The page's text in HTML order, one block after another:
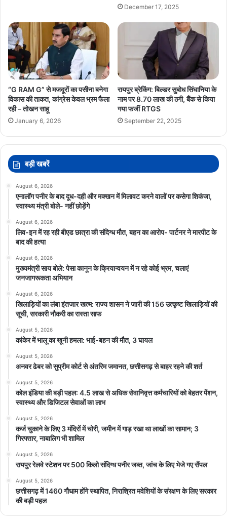
December 17, 2025
“G RAM G” से मजदूरों का पसीना बनेगा
विकास की ताकत, कांग्रेस केवल भ्रम फैला
रही – तोखन साहू
January 6, 2026
रायपुर ब्रेकिंग: बिल्डर सुबोध सिंघानिया के
नाम पर 8.70 लाख की ठगी, बैंक से किया
गया फर्जी RTGS
September 22, 2025
बड़ी खबरें
August 6, 2026
एनालॉग पनीर के बाद दूध-दही और मक्खन में मिलावट करने वालों पर कसेगा शिकंजा,
स्वास्थ्य मंत्री बोले- नहीं छोड़ेंगे
August 6, 2026
लिव-इन में रह रही बीएड छात्रा की संदिग्ध मौत, बहन का आरोप- पार्टनर ने मारपीट के
बाद की हत्या
August 6, 2026
मुख्यमंत्री साय बोले: पेसा कानून के क्रियान्वयन में न रहे कोई भ्रम, चलाएं
जनजागरूकता अभियान
August 6, 2026
खिलाड़ियों का लंबा इंतजार खत्म: राज्य शासन ने जारी की 156 उत्कृष्ट खिलाड़ियों की
सूची, सरकारी नौकरी का रास्ता साफ
August 5, 2026
कांकेर में भालू का खूनी हमला: भाई-बहन की मौत, 3 घायल
August 5, 2026
अनवर ढेबर को सुप्रीम कोर्ट से अंतरिम जमानत, छत्तीसगढ़ से बाहर रहने की शर्त
August 5, 2026
कोल इंडिया की बड़ी पहल: 4.5 लाख से अधिक सेवानिवृत्त कर्मचारियों को बेहतर पेंशन,
स्वास्थ्य और डिजिटल सेवाओं का लाभ
August 5, 2026
कर्ज चुकाने के लिए 3 मंदिरों में चोरी, जमीन में गाड़ रखा था लाखों का सामान; 3
गिरफ्तार, नाबालिग भी शामिल
August 5, 2026
रायपुर रेलवे स्टेशन पर 500 किलो संदिग्ध पनीर जब्त, जांच के लिए भेजे गए सैंपल
August 5, 2026
छत्तीसगढ़ में 1460 गौधाम होंगे स्थापित, निराश्रित मवेशियों के संरक्षण के लिए सरकार
की बड़ी पहल